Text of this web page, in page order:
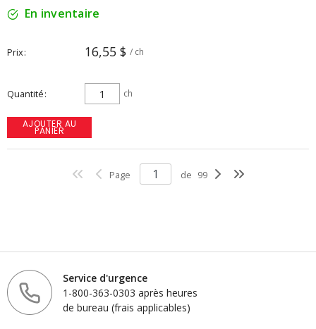
En inventaire
Prix 16,55 $ / ch
Quantité ch
AJOUTER AU
PANIER
Page de 99
Service d'urgence
1-800-363-0303 après heures
de bureau (frais applicables)